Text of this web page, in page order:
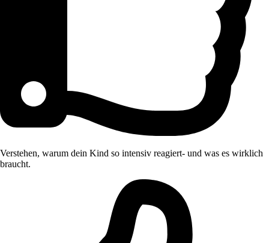
Verstehen, warum dein Kind so intensiv reagiert- und was es wirklich
braucht.